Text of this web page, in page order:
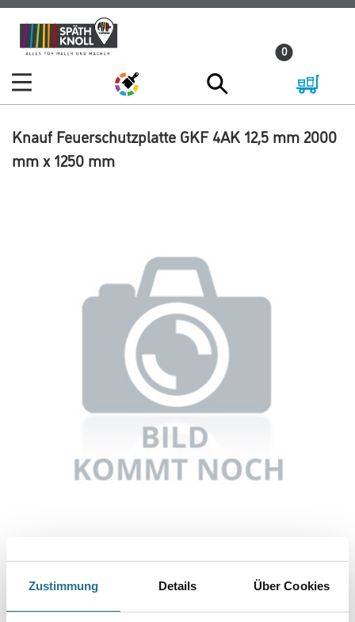
Zustimmung Details Über Cookies
Zum
Inhalt
Zum
Navigationsmenü
0
Knauf Feuerschutzplatte GKF 4AK 12,5 mm 2000
mm x 1250 mm
Abbildung ähnlich